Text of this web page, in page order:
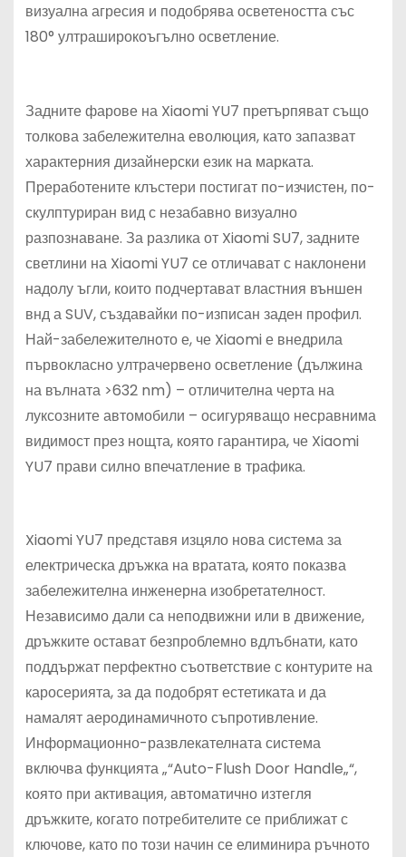
визуална агресия и подобрява осветеността със
180° ултраширокоъгълно осветление.
Задните фарове на Xiaomi YU7 претърпяват също
толкова забележителна еволюция, като запазват
характерния дизайнерски език на марката.
Преработените клъстери постигат по-изчистен, по-
скулптуриран вид с незабавно визуално
разпознаване. За разлика от Xiaomi SU7, задните
светлини на Xiaomi YU7 се отличават с наклонени
надолу ъгли, които подчертават властния външен
внд а SUV, създавайки по-изписан заден профил.
Най-забележителното е, че Xiaomi е внедрила
първокласно ултрачервено осветление (дължина
на вълната >632 nm) – отличителна черта на
луксозните автомобили – осигуряващо несравнима
видимост през нощта, която гарантира, че Xiaomi
YU7 прави силно впечатление в трафика.
Xiaomi YU7 представя изцяло нова система за
електрическа дръжка на вратата, която показва
забележителна инженерна изобретателност.
Независимо дали са неподвижни или в движение,
дръжките остават безпроблемно вдлъбнати, като
поддържат перфектно съответствие с контурите на
каросерията, за да подобрят естетиката и да
намалят аеродинамичното съпротивление.
Информационно-развлекателната система
включва функцията „“Auto-Flush Door Handle„“,
която при активация, автоматично изтегля
дръжките, когато потребителите се приближат с
ключове, като по този начин се елиминира ръчното